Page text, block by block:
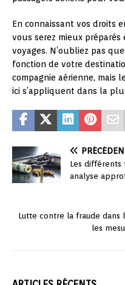
En connaissant vos droits
vous serez mieux
voyages. N’oubliez pas
fonction de votre
compagnie aérienne, mais
ici s’appliquent dans la
Les différents
analyse
Lutte contre la fraude dans
les